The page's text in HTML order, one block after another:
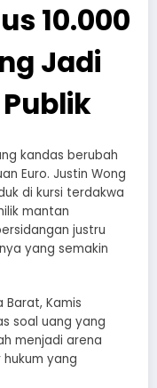
10.000
Jadi
kandas berubah
Euro. Justin Wong
di kursi terdakwa
mantan
justru
yang semakin
Barat, Kamis
soal uang yang
menjadi arena
yang